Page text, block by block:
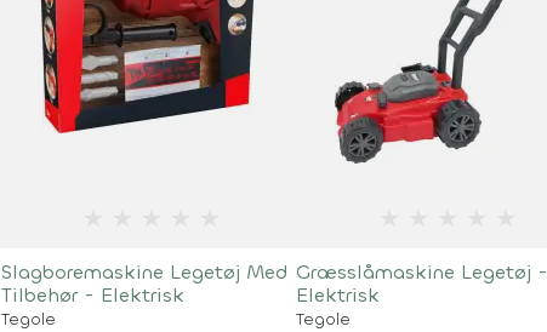
Slagboremaskine Legetøj Med
Tilbehør - Elektrisk
Tegole
Græsslåmaskine Legetøj -
Elektrisk
Tegole